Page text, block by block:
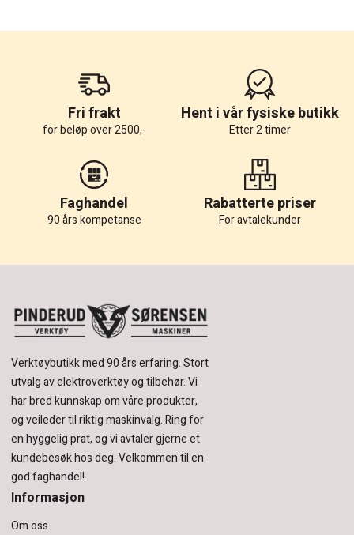
Fri frakt
for beløp over 2500,-
Hent i vår fysiske butikk
Etter 2 timer
Faghandel
90 års kompetanse
Rabatterte priser
For avtalekunder
Verktøybutikk med 90 års erfaring.Stort
utvalg av elektroverktøy og tilbehør.Vi
har bred kunnskap om våre produkter,
og veileder til riktig maskinvalg. Ring for
en hyggelig prat, og vi avtaler gjerne et
kundebesøk hos deg.Velkommen til en
god faghandel!
Informasjon
Om oss